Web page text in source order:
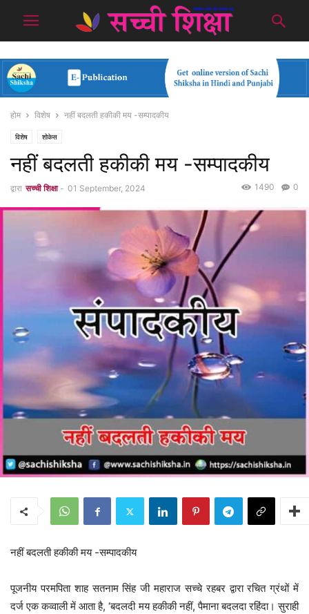
होम विशेष नहीं बदलती हकीकी मय -सम्पादकीय
विशेष शोकेस
नहीं बदलती हकीकी मय -सम्पादकीय
द्वारा सच्ची शिक्षा - 01 September, 2024 0
1490
नहीं बदलती हकीकी मय -सम्पादकीय
पूजनीय परमपिता शाह सतनाम सिंह जी महाराज सच्चे रहबर द्वारा रचित ग्रंथों में
दर्ज एक कव्वाली में आता है, ‘बदलदी मय हकीकी नहीं, पैमाना बदलदा रहिंदा। सुराही